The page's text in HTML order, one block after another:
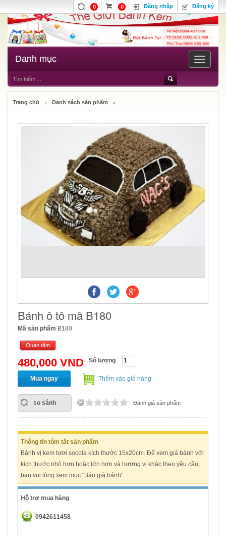
0 0 Đăng nhập Đăng ký
Toggle
Danh mục
Trang chủ Danh sách sản phẩm
Bánh ô tô mã B180
Mã sản phẩm B180
Quan tâm
480,000 VND Số lượng
Mua ngay Thêm vào giỏ hàng
so sánh Đánh giá sản phẩm
Thông tin tóm tắt sản phẩm
Bánh vị kem tươi socola kích thước 15x20cm. Để xem giá bánh với
kích thước nhỏ hơn hoặc lớn hơn và hương vị khác theo yêu cầu,
bạn vui lòng xem mục "Báo giá bánh".
Hỗ trợ mua hàng
0942611458